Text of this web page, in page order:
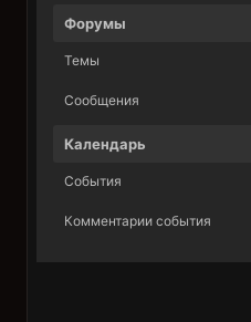
Форумы
Темы
Сообщения
Календарь
События
Комментарии события